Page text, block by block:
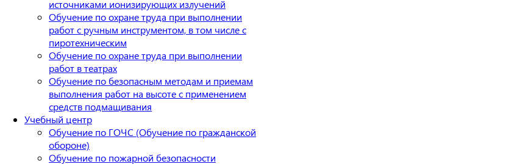
источниками ионизирующих излучений
Обучение по охране труда при выполнении
работ с ручным инструментом, в том числе с
пиротехническим
Обучение по охране труда при выполнении
работ в театрах
Обучение по безопасным методам и приемам
выполнения работ на высоте с применением
средств подмащивания
Учебный центр
Обучение по ГОЧС (Обучение по гражданской
обороне)
Обучение по пожарной безопасности